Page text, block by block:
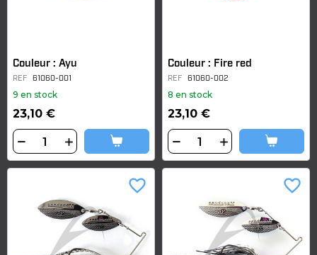
Couleur : Ayu
REF 61060-001
9 en stock
23,10 €
Couleur : Fire red
REF 61060-002
8 en stock
23,10 €
favorite_border favorite_border